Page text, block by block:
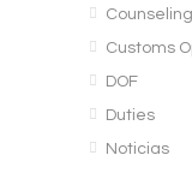
Counseling
Customs
DOF
Duties
Noticias